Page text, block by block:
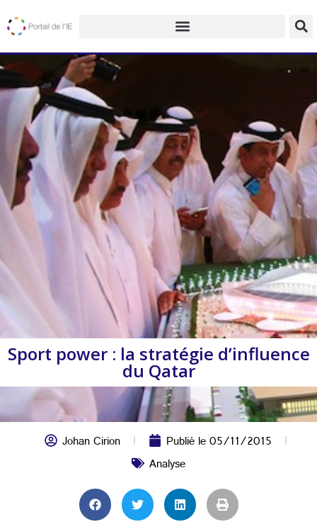
Sport power : la stratégie d’influence
du Qatar
Johan Cirion Publié le05/11/2015
Analyse